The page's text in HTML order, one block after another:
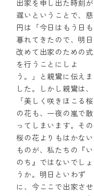
出家を申し出た時刻が
遅いということで、慈
円は「今日はもう日も
暮れてきたので、明日
改めて出家のための式
を行うことにしよ
う。」と親鸞に伝えま
した。しかし親鸞は、
「美しく咲きほこる桜
の花も、一夜の嵐で散
ってしまいます。その
桜の花よりもはかない
ものが、私たちの『い
のち』ではないでしょ
うか。明日といわず
に、今ここで出家させ